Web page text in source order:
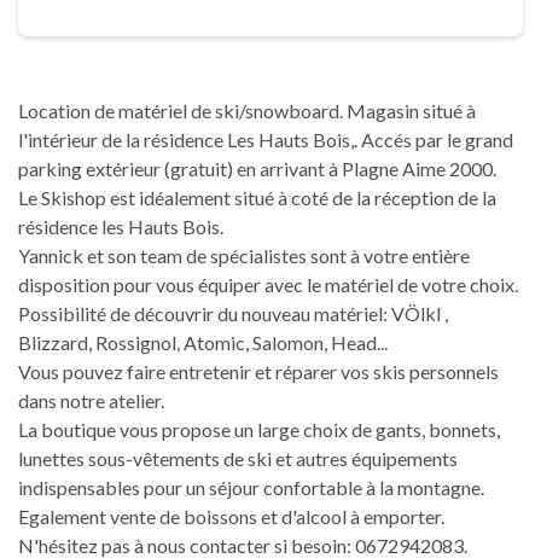
Location de matériel de ski/snowboard. Magasin situé à
l'intérieur de la résidence Les Hauts Bois,. Accés par le grand
parking extérieur (gratuit) en arrivant à Plagne Aime 2000.
Le Skishop est idéalement situé à coté de la réception de la
résidence les Hauts Bois.
Yannick et son team de spécialistes sont à votre entière
disposition pour vous équiper avec le matériel de votre choix.
Possibilité de découvrir du nouveau matériel: VÖlkl ,
Blizzard, Rossignol, Atomic, Salomon, Head...
Vous pouvez faire entretenir et réparer vos skis personnels
dans notre atelier.
La boutique vous propose un large choix de gants, bonnets,
lunettes sous-vêtements de ski et autres équipements
indispensables pour un séjour confortable à la montagne.
Egalement vente de boissons et d'alcool à emporter.
N'hésitez pas à nous contacter si besoin: 0672942083.